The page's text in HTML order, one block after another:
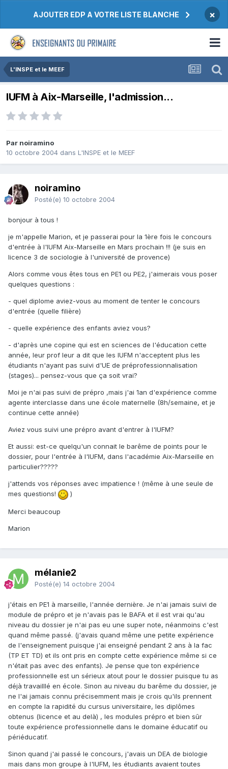
AJOUTER EDP A VOTRE LISTE BLANCHE ×
L'INSPE et le MEEF
IUFM à Aix-Marseille, l'admission...
Par noiramino
10 octobre 2004 dans L'INSPE et le MEEF
noiramino
Posté(e) 10 octobre 2004
bonjour à tous !
je m'appelle Marion, et je passerai pour la 1ère fois le concours
d'entrée à l'IUFM Aix-Marseille en Mars prochain !!! (je suis en
licence 3 de sociologie à l'université de provence)
Alors comme vous êtes tous en PE1 ou PE2, j'aimerais vous poser
quelques questions :
- quel diplome aviez-vous au moment de tenter le concours
d'entrée (quelle filière)
- quelle expérience des enfants aviez vous?
- d'après une copine qui est en sciences de l'éducation cette
année, leur prof leur a dit que les IUFM n'acceptent plus les
étudiants n'ayant pas suivi d'UE de préprofessionnalisation
(stages)... pensez-vous que ça soit vrai?
Moi je n'ai pas suivi de prépro ,mais j'ai 1an d'expérience comme
agente interclasse dans une école maternelle (8h/semaine, et je
continue cette année)
Aviez vous suivi une prépro avant d'entrer à l'IUFM?
Et aussi: est-ce quelqu'un connait le barême de points pour le
dossier, pour l'entrée à l'IUFM, dans l'académie Aix-Marseille en
particulier?????
j'attends vos réponses avec impatience ! (même à une seule de
mes questions!
)
Merci beaucoup
Marion
mélanie2
Posté(e) 14 octobre 2004
j'étais en PE1 à marseille, l'année dernière. Je n'ai jamais suivi de
module de prépro et je n'avais pas le BAFA et il est vrai qu'au
niveau du dossier je n'ai pas eu une super note, néanmoins c'est
quand même passé. (j'avais quand même une petite expérience
de l'enseignement puisque j'ai enseigné pendant 2 ans à la fac
(TP ET TD) et ils ont pris en compte cette expérience même si ce
n'était pas avec des enfants). Je pense que ton expérience
professionnelle est un sérieux atout pour le dossier puisque tu as
déjà travailllé en école. Sinon au niveau du barême du dossier, je
ne l'ai jamais connu précisemment mais je crois qu'ils prennent
en compte la rapidité du cursus universitaire, les diplômes
obtenus (licence et au delà) , les modules prépro et bien sûr
toute expérience professionnelle dans le domaine éducatif ou
périéducatif.
Sinon quand j'ai passé le concours, j'avais un DEA de biologie
mais dans mon groupe à l'IUFM, les étudiants avaient toutes